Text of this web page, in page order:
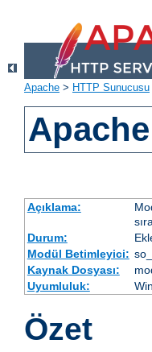
Apache > HTTP Sunucusu
Açıklama:
Durum:
Modül Betimleyici:
Kaynak Dosyası:
Uyumluluk:
Özet